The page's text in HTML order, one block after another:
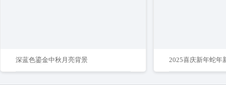
深蓝色鎏金中秋月亮背景 2025喜庆新年蛇年